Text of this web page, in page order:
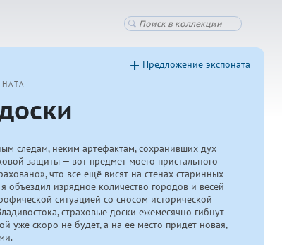
следам, неким артефактам, сохранивших дух
защиты — вот предмет моего пристального
что все ещё висят на стенах старинных
объездил изрядное количество городов и весей
ситуацией со сносом исторической
страховые доски ежемесячно гибнут
уже скоро не будет, а на её место придет новая,
Предложение экспоната